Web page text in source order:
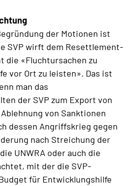
der Motionen ist
SVP wirft dem Resettlement-
die «Fluchtursachen zu
vor Ort zu leisten». Das ist
man das
der SVP zum Export von
von Sanktionen
dessen Angriffskrieg gegen
nach Streichung der
UNWRA oder auch die
mit der die SVP-
für Entwicklungshilfe